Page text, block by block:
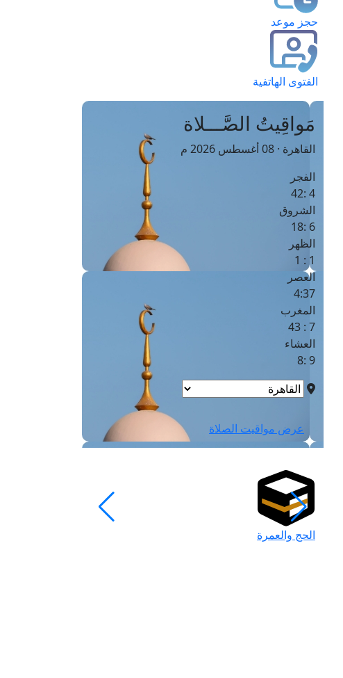
حجز موعد
الفتوى الهاتفية
مَواقِيتُ الصَّـــلاة
القاهرة · 08 أغسطس 2026 م
الفجر
4 :42
الشروق
6 :18
الظهر
1 : 1
العصر
4:37
المغرب
7 : 43
العشاء
9 :8
عرض مواقيت الصلاة
الحج والعمرة